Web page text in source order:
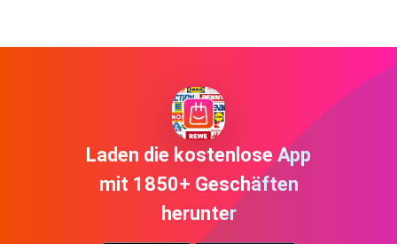
Laden die kostenlose App
mit 1850+ Geschäften
herunter